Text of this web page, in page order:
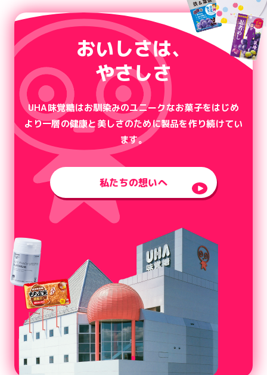
おいしさは、
やさしさ
UHA味覚糖はお馴染みのユニークなお菓子をはじめ
より一層の健康と美しさのために製品を作り続けてい
ます。
私たちの想いへ